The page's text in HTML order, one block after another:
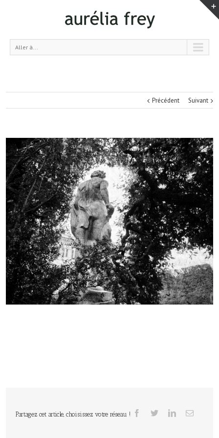
Aller à...
Précédent Suivant
Partagez cet article, choisissez votre réseau !